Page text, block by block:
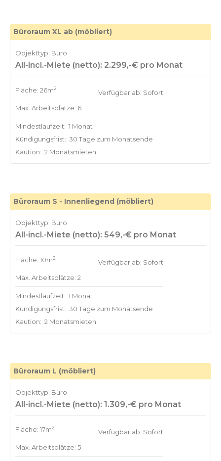
Büroraum XL ab (möbliert)
Objekttyp: Büro
All-incl.-Miete (netto): 2.299,-€ pro Monat
Fläche: 26m2
Max. Arbeitsplätze: 6
Verfügbar ab: Sofort
Mindestlaufzeit: 1 Monat
Kündigungsfrist: 30 Tage zum Monatsende
Kaution: 2 Monatsmieten
Büroraum S - Innenliegend (möbliert)
Objekttyp: Büro
All-incl.-Miete (netto): 549,-€ pro Monat
Fläche: 10m2
Max. Arbeitsplätze: 2
Verfügbar ab: Sofort
Mindestlaufzeit: 1 Monat
Kündigungsfrist: 30 Tage zum Monatsende
Kaution: 2 Monatsmieten
Büroraum L (möbliert)
Objekttyp: Büro
All-incl.-Miete (netto): 1.309,-€ pro Monat
Fläche: 17m2
Max. Arbeitsplätze: 5
Verfügbar ab: Sofort